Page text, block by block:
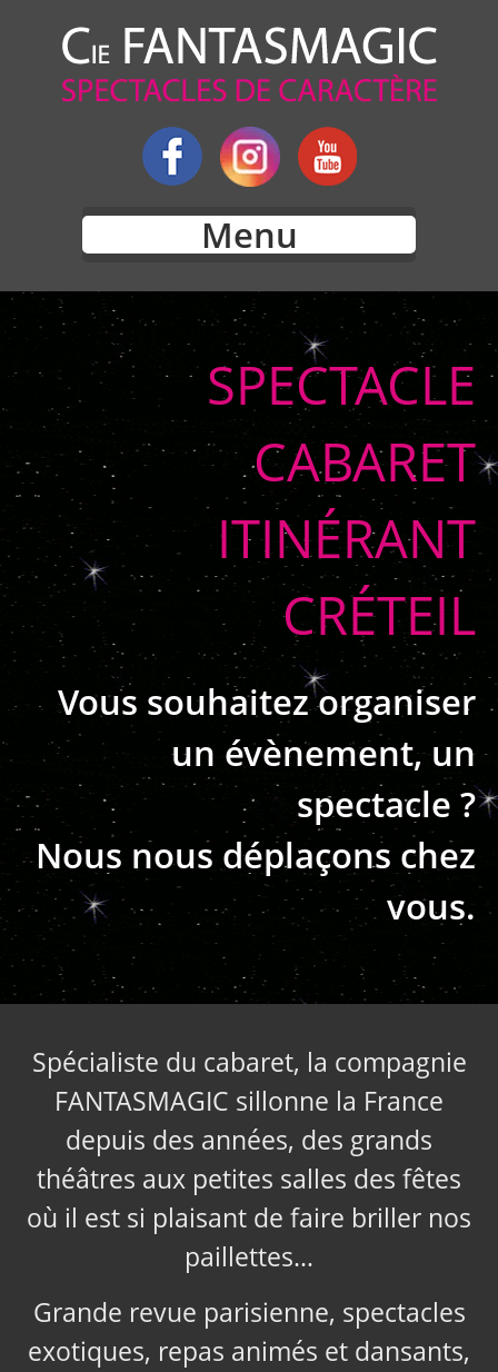
Menu
SPECTACLE
CABARET
ITINÉRANT
CRÉTEIL
Vous souhaitez organiser
un évènement, un
spectacle ?
Nous nous déplaçons chez
vous.
Spécialiste du cabaret, la compagnie
FANTASMAGIC sillonne la France
depuis des années, des grands
théâtres aux petites salles des fêtes
où il est si plaisant de faire briller nos
paillettes…
Grande revue parisienne, spectacles
exotiques, repas animés et dansants,